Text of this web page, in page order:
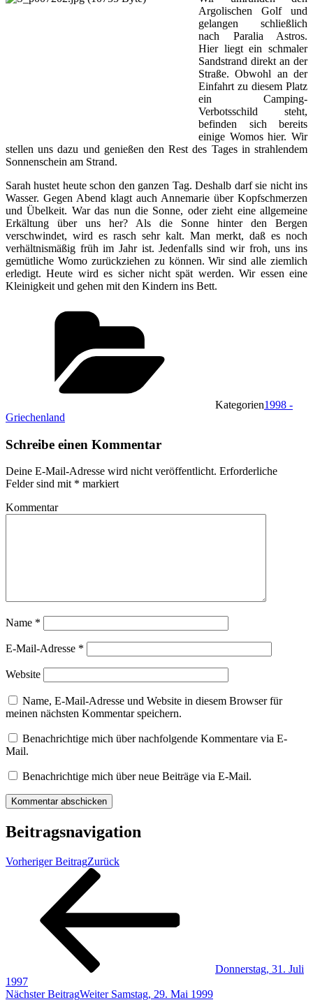
Argolischen Golf und
gelangen schließlich
nach Paralia Astros.
Hier liegt ein schmaler
Sandstrand direkt an der
Straße. Obwohl an der
Einfahrt zu diesem Platz
ein Camping-
Verbotsschild steht,
befinden sich bereits
einige Womos hier. Wir
stellen uns dazu und genießen den Rest des Tages in strahlendem
Sonnenschein am Strand.
Sarah hustet heute schon den ganzen Tag. Deshalb darf sie nicht ins
Wasser. Gegen Abend klagt auch Annemarie über Kopfschmerzen
und Übelkeit. War das nun die Sonne, oder zieht eine allgemeine
Erkältung über uns her? Als die Sonne hinter den Bergen
verschwindet, wird es rasch sehr kalt. Man merkt, daß es noch
verhältnismäßig früh im Jahr ist. Jedenfalls sind wir froh, uns ins
gemütliche Womo zurückziehen zu können. Wir sind alle ziemlich
erledigt. Heute wird es sicher nicht spät werden. Wir essen eine
Kleinigkeit und gehen mit den Kindern ins Bett.
Kategorien1998 -
Griechenland
Schreibe einen Kommentar
Deine E-Mail-Adresse wird nicht veröffentlicht. Erforderliche
Felder sind mit * markiert
Kommentar
Name *
E-Mail-Adresse *
Website
Name, E-Mail-Adresse und Website in diesem Browser für
meinen nächsten Kommentar speichern.
Benachrichtige mich über nachfolgende Kommentare via E-
Mail.
Benachrichtige mich über neue Beiträge via E-Mail.
Beitragsnavigation
Vorheriger BeitragZurück
Donnerstag, 31. Juli
1997
Nächster BeitragWeiter Samstag, 29. Mai 1999